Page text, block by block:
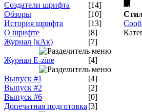
Создатели шрифта
[14]
Обзоры
[10]
История шрифта
[13]
О шрифте
[8]
Журнал [кАк)
[7]
Журнал E-zine [4]
Выпуск #1
[4]
Выпуск #2
[2]
Выпуск #6
[0]
Допечатная подготовка [3]